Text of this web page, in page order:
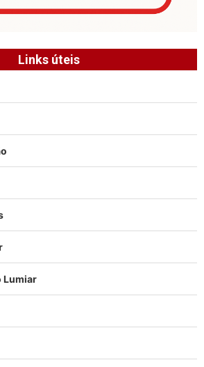
Links úteis
Lumiar